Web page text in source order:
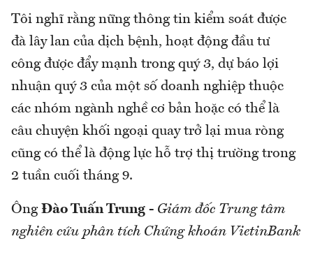
Tôi nghĩ rằng nững thông tin kiểm soát được
đà lây lan của dịch bệnh, hoạt động đầu tư
công được đẩy mạnh trong quý 3, dự báo lợi
nhuận quý 3 của một số doanh nghiệp thuộc
các nhóm ngành nghề cơ bản hoặc có thể là
câu chuyện khối ngoại quay trở lại mua ròng
cũng có thể là động lực hỗ trợ thị trường trong
2 tuần cuối tháng 9.
Ông Đào Tuấn Trung - Giám đốc Trung tâm
nghiên cứu phân tích Chứng khoán VietinBank